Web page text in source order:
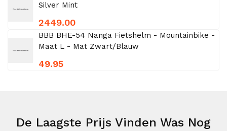
Silver Mint
2449.00
BBB BHE-54 Nanga Fietshelm - Mountainbike -
Maat L - Mat Zwart/Blauw
49.95
De Laagste Prijs Vinden Was Nog